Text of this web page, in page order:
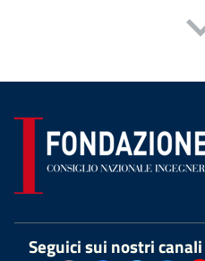
Seguici sui nostri